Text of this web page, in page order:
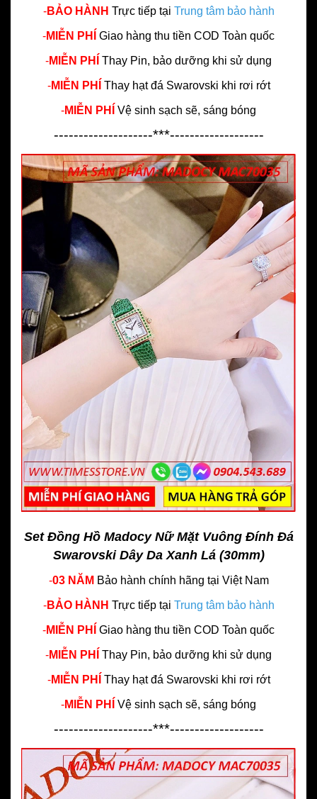
-BẢO HÀNH Trực tiếp tại Trung tâm bảo hành
-MIỄN PHÍ Giao hàng thu tiền COD Toàn quốc
-MIỄN PHÍ Thay Pin, bảo dưỡng khi sử dụng
-MIỄN PHÍ Thay hạt đá Swarovski khi rơi rớt
-MIỄN PHÍ Vệ sinh sạch sẽ, sáng bóng
--------------------***-------------------
Set Đồng Hồ Madocy Nữ Mặt Vuông Đính Đá
Swarovski Dây Da Xanh Lá (30mm)
-03 NĂM Bảo hành chính hãng tại Việt Nam
-BẢO HÀNH Trực tiếp tại Trung tâm bảo hành
-MIỄN PHÍ Giao hàng thu tiền COD Toàn quốc
-MIỄN PHÍ Thay Pin, bảo dưỡng khi sử dụng
-MIỄN PHÍ Thay hạt đá Swarovski khi rơi rớt
-MIỄN PHÍ Vệ sinh sạch sẽ, sáng bóng
--------------------***-------------------